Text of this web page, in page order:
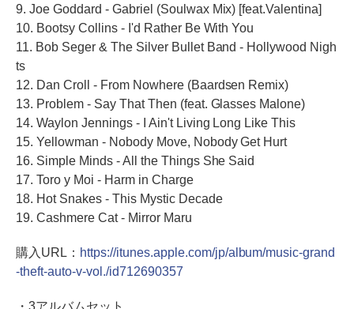
9. Joe Goddard - Gabriel (Soulwax Mix) [feat.Valentina]
10. Bootsy Collins - I'd Rather Be With You
11. Bob Seger & The Silver Bullet Band - Hollywood Nigh
ts
12. Dan Croll - From Nowhere (Baardsen Remix)
13. Problem - Say That Then (feat. Glasses Malone)
14. Waylon Jennings - I Ain't Living Long Like This
15. Yellowman - Nobody Move, Nobody Get Hurt
16. Simple Minds - All the Things She Said
17. Toro y Moi - Harm in Charge
18. Hot Snakes - This Mystic Decade
19. Cashmere Cat - Mirror Maru
購入URL： https://itunes.apple.com/jp/album/music-grand
-theft-auto-v-vol./id712690357
・3アルバムセット